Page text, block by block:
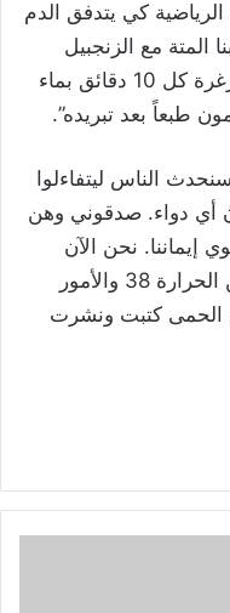
الرياضية كي يتدفق الدم
المتة مع الزنجبيل
والعسل، سيتامول عصير برتقال، غرغرة كل 10 دقائق بماء
طبعاً بعد تبريده”.
الناس ليتفاءلوا
أي دواء. صدقوني وهن
إيماننا. نحن الآن
باليوم الخامس من ظهور الآلام لكن الحرارة 38 والأمور
الحمى كتبت ونشرت